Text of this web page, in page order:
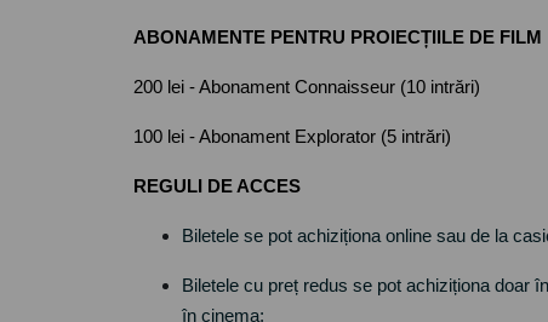
ABONAMENTE PENTRU PROIECȚIILE DE FILM
200 lei - Abonament Connaisseur (10 intrări)
100 lei - Abonament Explorator (5 intrări)
REGULI DE ACCES
Biletele se pot achiziționa online sau de la
Biletele cu preț redus se pot achiziționa doar
în cinema;